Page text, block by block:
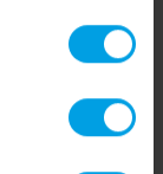
in denen
Das sieht